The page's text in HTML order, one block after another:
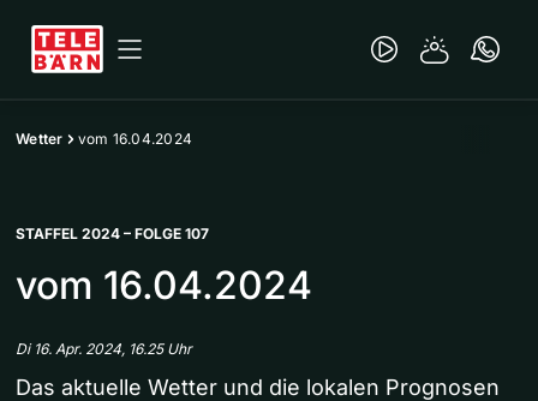
Wetter vom 16.04.2024
STAFFEL 2024 – FOLGE 107
vom 16.04.2024
Di 16. Apr. 2024, 16.25 Uhr
Das aktuelle Wetter und die lokalen Prognosen